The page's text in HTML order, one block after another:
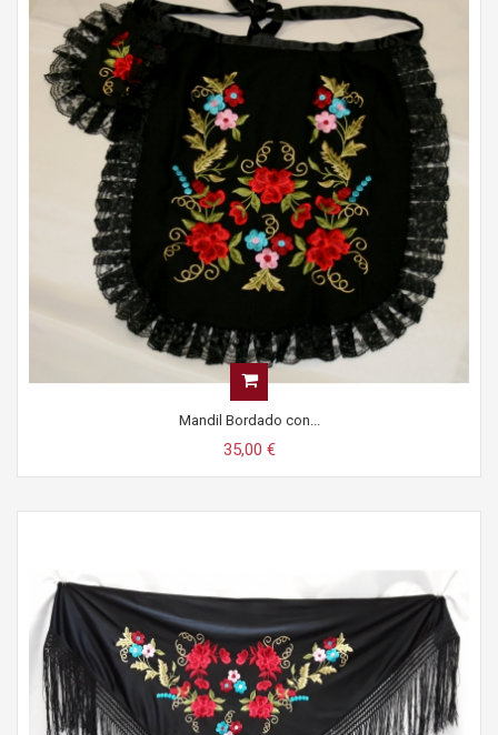
Mandil Bordado con...
35,00 €